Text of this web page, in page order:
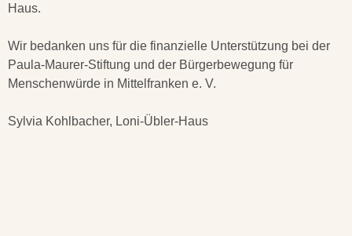
Haus.
Wir bedanken uns für die finanzielle Unterstützung bei der
Paula-Maurer-Stiftung und der Bürgerbewegung für
Menschenwürde in Mittelfranken e. V.
Sylvia Kohlbacher, Loni-Übler-Haus